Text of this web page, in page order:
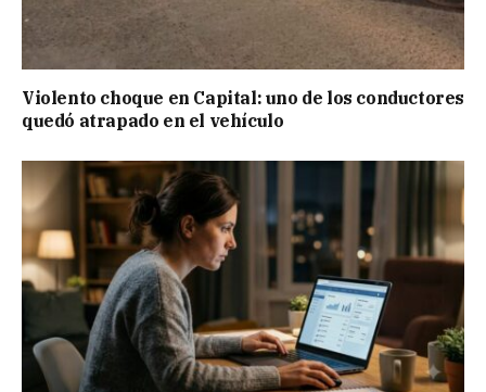
Violento choque en Capital: uno de los conductores
quedó atrapado en el vehículo